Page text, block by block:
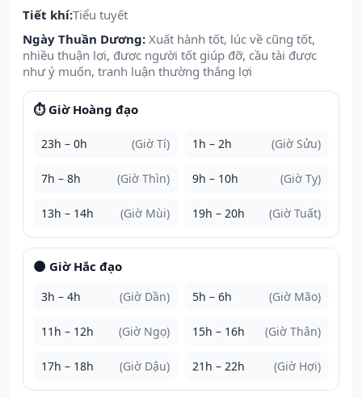
Tiết khí:Tiểu tuyết
Ngày Thuần Dương: Xuất hành tốt, lúc về cũng tốt,
nhiều thuận lợi, được người tốt giúp đỡ, cầu tài được
như ý muốn, tranh luận thường thắng lợi
⏱️ Giờ Hoàng đạo
23h – 0h (Giờ Tí) 1h – 2h (Giờ Sửu)
7h – 8h (Giờ Thìn) 9h – 10h (Giờ Tỵ)
13h – 14h (Giờ Mùi) 19h – 20h (Giờ Tuất)
🌑 Giờ Hắc đạo
3h – 4h (Giờ Dần) 5h – 6h (Giờ Mão)
11h – 12h (Giờ Ngọ) 15h – 16h (Giờ Thân)
17h – 18h (Giờ Dậu) 21h – 22h (Giờ Hợi)